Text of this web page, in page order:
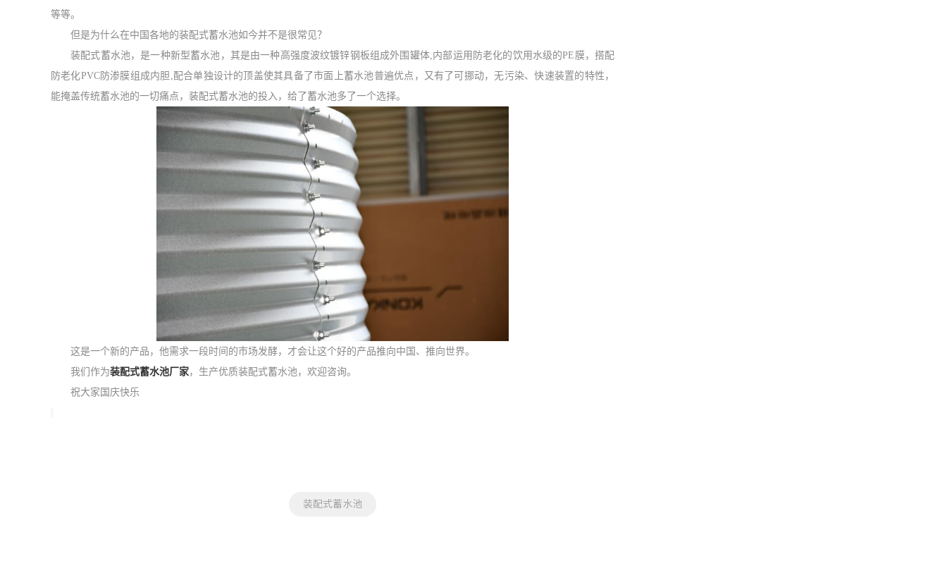
等等。
但是为什么在中国各地的装配式蓄水池如今并不是很常见？
装配式蓄水池，是一种新型蓄水池，其是由一种高强度波纹镀锌钢板组成外围罐体 ,内部运用防老化的饮用水级的PE膜，搭配
防老化PVC防渗膜组成内胆,配合单独设计的顶盖使其具备了市面上蓄水池普遍优点，又有了可挪动，无污染、快速装置的特性，
能掩盖传统蓄水池的一切痛点，装配式蓄水池的投入，给了蓄水池多了一个选择。
这是一个新的产品，他需求一段时间的市场发酵，才会让这个好的产品推向中国、推向世界。
我们作为装配式蓄水池厂家，生产优质装配式蓄水池，欢迎咨询。
祝大家国庆快乐
装配式蓄水池